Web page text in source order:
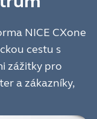
NICE CXone
cestu s
zážitky pro
a zákazníky,